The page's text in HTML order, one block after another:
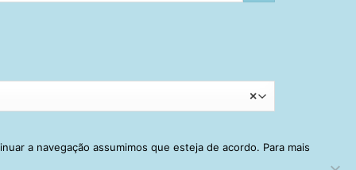
×
a navegação assumimos que esteja de acordo. Para mais